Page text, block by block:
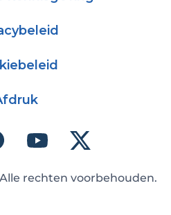
rechten voorbehouden.